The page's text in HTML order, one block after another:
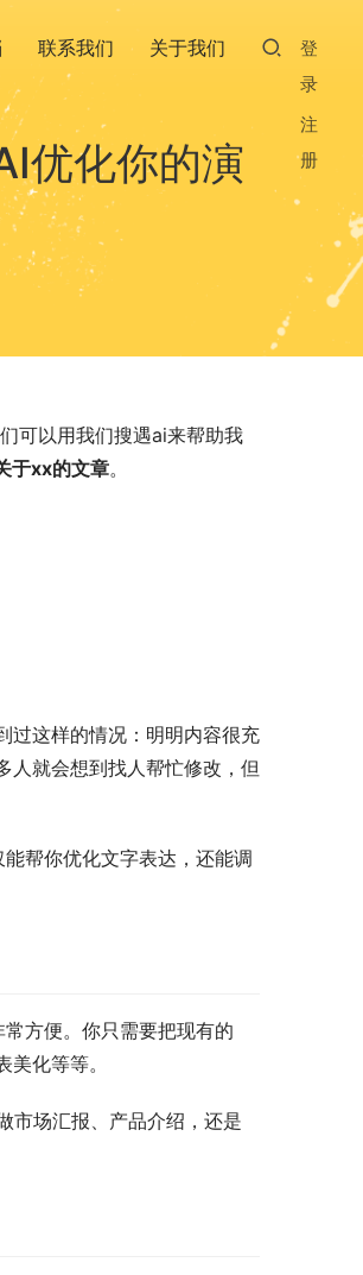
联系我们 关于我们
登
录
注
册
优化你的演
可以用我们搜遇ai来帮助我
于xx的文章。
过这样的情况：明明内容很充
人就会想到找人帮忙修改，但
帮你优化文字表达，还能调
方便。你只需要把现有的
化等等。
市场汇报、产品介绍，还是